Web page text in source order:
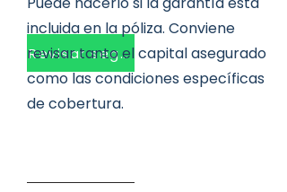
Revisar seguro
incluida en la póliza. Conviene
revisar tanto el capital asegurado
como las condiciones específicas
de cobertura.